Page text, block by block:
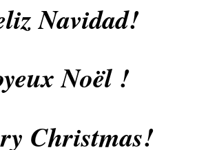
Navidad!
Noël !
Christmas!